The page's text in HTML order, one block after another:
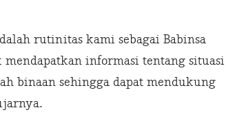
rutinitas kami sebagai Babinsa
informasi tentang situasi
binaan sehingga dapat mendukung